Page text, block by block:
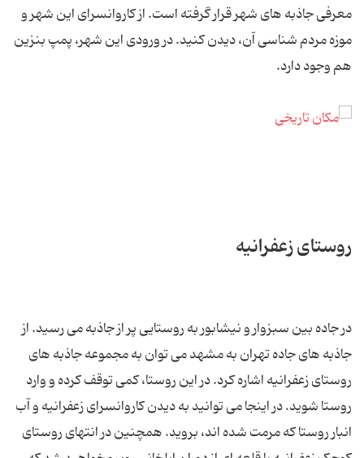
معرفی جاذبه های شهر قرار گرفته است. از کاروانسرای این شهر و
موزه مردم شناسی آن، دیدن کنید. در ورودی این شهر، پمپ بنزین
هم وجود دارد.
روستای زعفرانیه
در جاده بین سبزوار و نیشابور به روستایی پر از جاذبه می رسید. از
جاذبه های جاده تهران به مشهد می توان به مجموعه جاذبه های
روستای زعفرانیه اشاره کرد. در این روستا، کمی توقف کرده و وارد
روستا شوید. در اینجا می توانید به دیدن کاروانسرای زعفرانیه و آب
انبار روستا که مرمت شده اند، بروید. همچنین در انتهای روستای